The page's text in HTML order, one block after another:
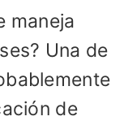
maneja
Una de
de